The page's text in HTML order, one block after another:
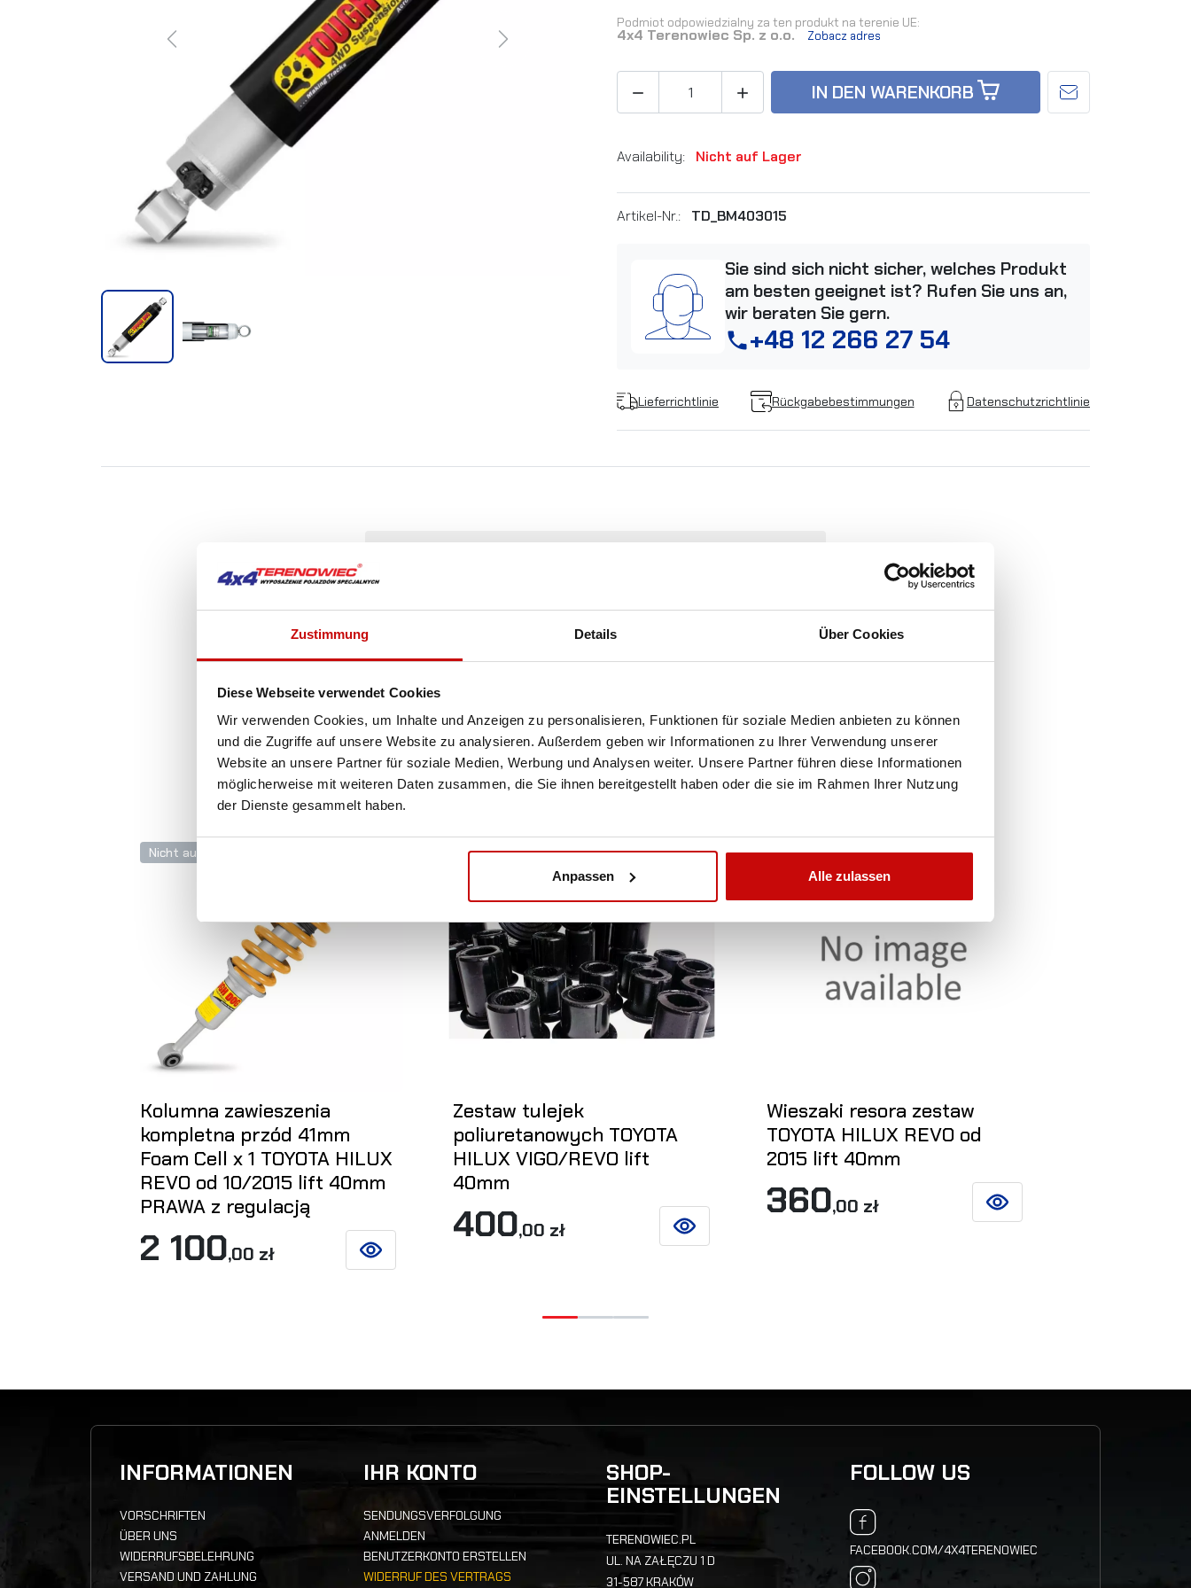
Zustimmung Details Über Cookies
Diese Webseite verwendet Cookies
Wir verwenden Cookies, um Inhalte und Anzeigen zu personalisieren, Funktionen für soziale Medien anbieten zu können
und die Zugriffe auf unsere Website zu analysieren. Außerdem geben wir Informationen zu Ihrer Verwendung unserer
Website an unsere Partner für soziale Medien, Werbung und Analysen weiter. Unsere Partner führen diese Informationen
möglicherweise mit weiteren Daten zusammen, die Sie ihnen bereitgestellt haben oder die sie im Rahmen Ihrer Nutzung
der Dienste gesammelt haben.
Anpassen Alle zulassen
Previous Next
Podmiot odpowiedzialny za ten produkt na terenie UE:
4x4 Terenowiec Sp. z o.o. Zobacz adres
  IN DEN WARENKORB
Availability: Nicht auf Lager
Artikel-Nr.: TD_BM403015
Sie sind sich nicht sicher, welches Produkt
am besten geeignet ist? Rufen Sie uns an,
wir beraten Sie gern.
phone+48 12 266 27 54
Lieferrichtlinie Rückgabebestimmungen Datenschutzrichtlinie
VERSAND!
SEE MORE
Nicht auf Lager
Kolumna zawieszenia
kompletna przód 41mm
Foam Cell x 1 TOYOTA HILUX
REVO od 10/2015 lift 40mm
PRAWA z regulacją
2 100,00 zł SIEHE DETAILS
Nicht auf Lager
Zestaw tulejek
poliuretanowych TOYOTA
HILUX VIGO/REVO lift
40mm
400,00 zł SIEHE DETAILS
Nicht auf Lager
Wieszaki resora zestaw
TOYOTA HILUX REVO od
2015 lift 40mm
360,00 zł SIEHE DETAILS
INFORMATIONEN
VORSCHRIFTEN
ÜBER UNS
WIDERRUFSBELEHRUNG
VERSAND UND ZAHLUNG
IHR KONTO
SENDUNGSVERFOLGUNG
ANMELDEN
BENUTZERKONTO ERSTELLEN
WIDERRUF DES VERTRAGS
SHOP-
EINSTELLUNGEN
TERENOWIEC.PL
UL. NA ZAŁĘCZU 1 D
31-587 KRAKÓW
FOLLOW US
FACEBOOK.COM/4X4TERENOWIEC